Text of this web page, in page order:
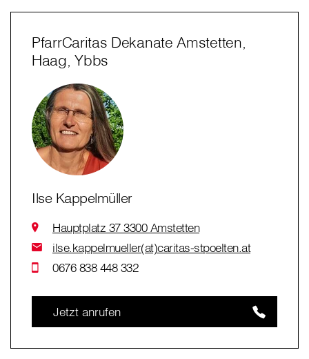
PfarrCaritas Dekanate Amstetten,
Haag, Ybbs
Ilse Kappelmüller
Hauptplatz 37 3300 Amstetten
ilse.kappelmueller(at)caritas-stpoelten.at
0676 838 448 332
Jetzt anrufen